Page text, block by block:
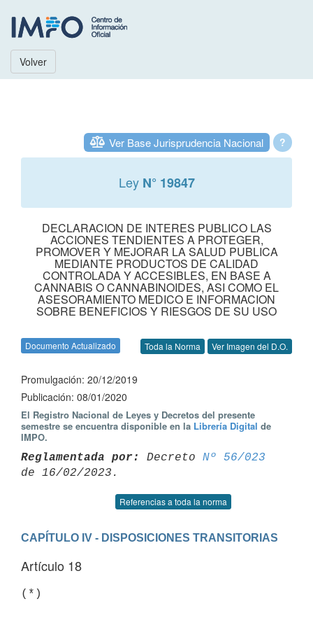
Volver
?
Ver Base Jurisprudencia Nacional
Ley N° 19847
DECLARACION DE INTERES PUBLICO LAS
ACCIONES TENDIENTES A PROTEGER,
PROMOVER Y MEJORAR LA SALUD PUBLICA
MEDIANTE PRODUCTOS DE CALIDAD
CONTROLADA Y ACCESIBLES, EN BASE A
CANNABIS O CANNABINOIDES, ASI COMO EL
ASESORAMIENTO MEDICO E INFORMACION
SOBRE BENEFICIOS Y RIESGOS DE SU USO
Documento Actualizado Toda la Norma Ver Imagen del D.O.
Promulgación: 20/12/2019
Publicación: 08/01/2020
El Registro Nacional de Leyes y Decretos del presente
semestre se encuentra disponible en la Librería Digital de
IMPO.
Reglamentada por: Decreto Nº 56/023
Referencias a toda la norma
CAPÍTULO IV - DISPOSICIONES TRANSITORIAS
Artículo 18
(*)